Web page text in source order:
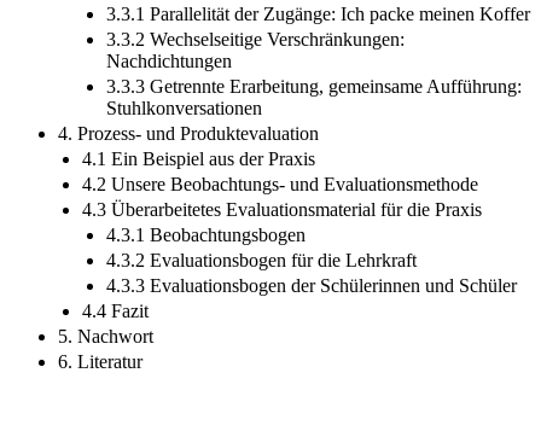
3.3.1 Parallelität der Zugänge: Ich packe meinen Koffer
3.3.2 Wechselseitige Verschränkungen:
Nachdichtungen
3.3.3 Getrennte Erarbeitung, gemeinsame Aufführung:
Stuhlkonversationen
4. Prozess- und Produktevaluation
4.1 Ein Beispiel aus der Praxis
4.2 Unsere Beobachtungs- und Evaluationsmethode
4.3 Überarbeitetes Evaluationsmaterial für die Praxis
4.3.1 Beobachtungsbogen
4.3.2 Evaluationsbogen für die Lehrkraft
4.3.3 Evaluationsbogen der Schülerinnen und Schüler
4.4 Fazit
5. Nachwort
6. Literatur